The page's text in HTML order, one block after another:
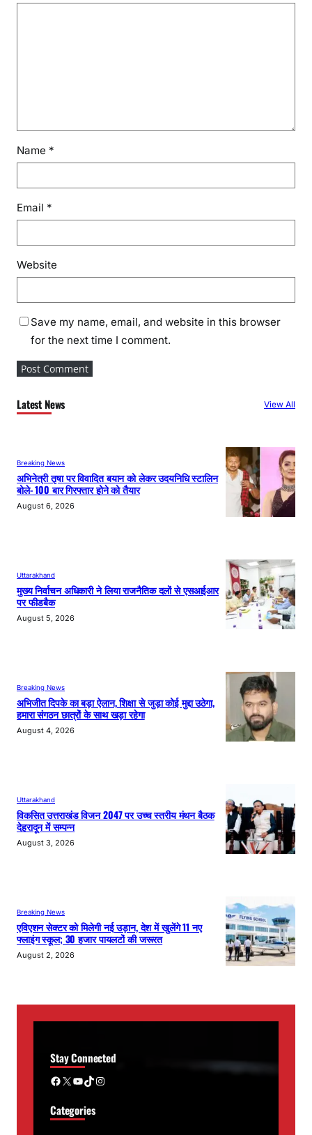
Name *
Email *
Website
Save my name, email, and website in this browser
for the next time I comment.
Latest News View All
Breaking News
अभिनेत्री तृषा पर विवादित बयान को लेकर उदयनिधि स्टालिन
बोले- 100 बार गिरफ्तार होने को तैयार
August 6, 2026
Uttarakhand
मुख्य निर्वाचन अधिकारी ने लिया राजनैतिक दलों से एसआईआर
पर फीडबैक
August 5, 2026
Breaking News
अभिजीत दिपके का बड़ा ऐलान, शिक्षा से जुड़ा कोई मुद्दा उठेगा,
हमारा संगठन छात्रों के साथ खड़ा रहेगा
August 4, 2026
Uttarakhand
विकसित उत्तराखंड विजन 2047 पर उच्च स्तरीय मंथन बैठक
देहरादून में सम्पन्न
August 3, 2026
Breaking News
एविएशन सेक्टर को मिलेगी नई उड़ान, देश में खुलेंगे 11 नए
फ्लाइंग स्कूल; 30 हजार पायलटों की जरूरत
August 2, 2026
Stay Connected
Facebook X YouTube TikTok Instagram
Categories